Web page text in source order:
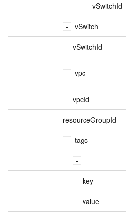
vSwitchId
vSwitch
vSwitchId
vpc
vpcId
resourceGroupId
tags
key
value